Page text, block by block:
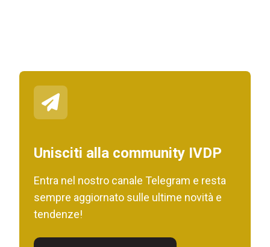
Unisciti alla community IVDP
Entra nel nostro canale Telegram e resta
sempre aggiornato sulle ultime novità e
tendenze!